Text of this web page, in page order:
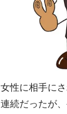
女性に相手に
連続だったが